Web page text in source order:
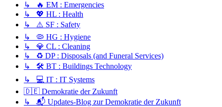
↳ 🔥 EM : Emergencies
↳ 💖 HL : Health
↳ ⚠️ SF : Safety
↳ 🦠 HG : Hygiene
↳ 💎 CL : Cleaning
↳ ♻️ DP : Disposals (and Funeral Services)
↳ 🛠️ BT : Buildings Technology
↳ 💻 IT : IT Systems
🇩🇪 Demokratie der Zukunft
↳ 📬 Updates-Blog zur Demokratie der Zukunft